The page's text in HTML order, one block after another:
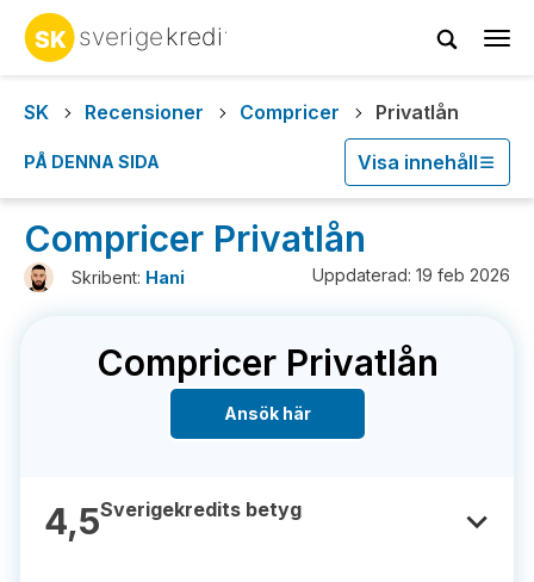
SK
Recensioner Compricer Privatlån
PÅ DENNA SIDA Visa innehåll
Compricer Privatlån
Skribent: Hani Uppdaterad: 19 feb 2026
Compricer Privatlån
Ansök här
4,5Sverigekredits betyg